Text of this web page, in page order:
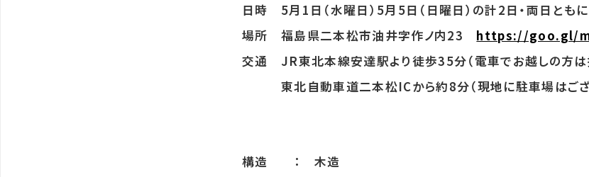
日時 5月1日（水曜日）5月5日（日曜日）の計2日・両日とも
場所 福島県二本松市油井字作ノ内23 https://goo.gl/
交通 JR東北本線安達駅より徒歩35分（電車でお越しの方は
東北自動車道二本松ICから約8分（現地に駐車場はござ
構造 ： 木造